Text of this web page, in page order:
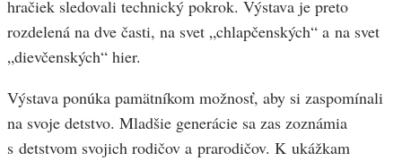
hračiek sledovali technický pokrok. Výstava je preto
rozdelená na dve časti, na svet „chlapčenských“ a na svet
„dievčenských“ hier.
Výstava ponúka pamätníkom možnosť, aby si zaspomínali
na svoje detstvo. Mladšie generácie sa zas zoznámia
s detstvom svojich rodičov a prarodičov. K ukážkam